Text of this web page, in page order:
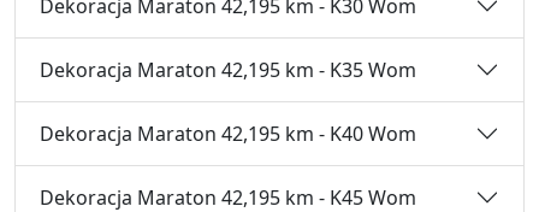
Dekoracja Maraton 42,195 km - K30 Wom
Dekoracja Maraton 42,195 km - K35 Wom
Dekoracja Maraton 42,195 km - K40 Wom
Dekoracja Maraton 42,195 km - K45 Wom